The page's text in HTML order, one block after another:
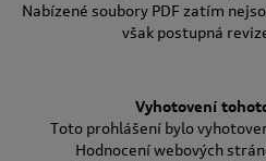
Nabízené soubory PDF zatím
však postupná
Vyhotovení
Toto prohlášení bylo
Hodnocení webových